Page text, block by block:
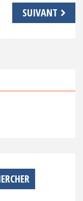
SUIVANT